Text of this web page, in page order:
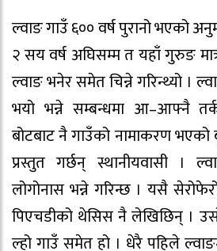
ल्वाङ गाउँ ६०० वर्ष पुरानो भएको
२ सय वर्ष अघिसम्म त यहाँ गुरुङ
ल्वाङ भनेर समेत चिन्ने गरिन्थ्यो ।
भयो भन्ने सम्बन्धमा आ–आफ्नै
बोटबाट नै गाउँको नामाकरण भएको
प्रस्तुत गर्छन् स्थानीयवासी ।
लोगोनास भन्ने गरिन्छ । यसै
पिएचडीको थेसिस नै लेखिछिन् ।
ल्हो गाउँ समेत हो । धेरै पहिले